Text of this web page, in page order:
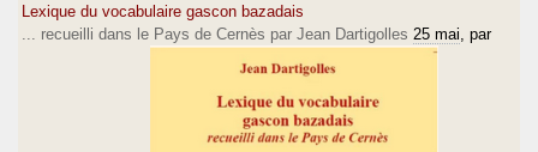
Lexique du vocabulaire gascon bazadais
... recueilli dans le Pays de Cernès par Jean Dartigolles 25 mai , par